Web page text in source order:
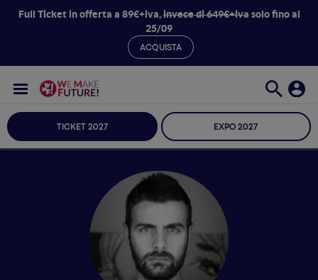
Full Ticket in offerta a 89€+iva,invece di 649€+ivasolo fino al
25/09
ACQUISTA
TICKET 2027 EXPO 2027